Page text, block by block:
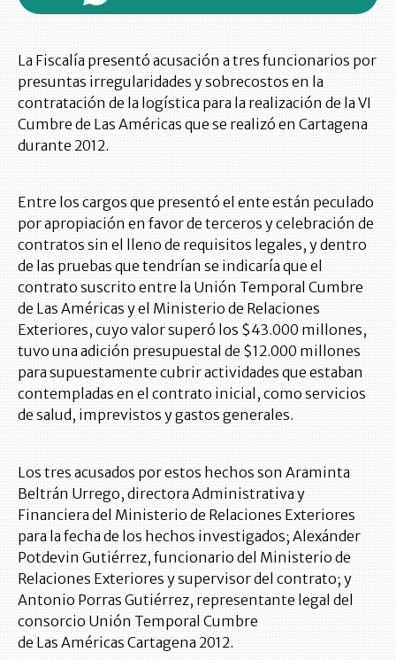
La Fiscalía presentó acusación a tres funcionarios por
presuntas irregularidades y sobrecostos en la
contratación de la logística para la realización de la VI
Cumbre de Las Américas que se realizó en Cartagena
durante 2012.
Entre los cargos que presentó el ente están peculado
por apropiación en favor de terceros y celebración de
contratos sin el lleno de requisitos legales, y dentro
de las pruebas que tendrían se indicaría que el
contrato suscrito entre la Unión Temporal Cumbre
de Las Américas y el Ministerio de Relaciones
Exteriores, cuyo valor superó los $43.000 millones,
tuvo una adición presupuestal de $12.000 millones
para supuestamente cubrir actividades que estaban
contempladas en el contrato inicial, como servicios
de salud, imprevistos y gastos generales.
Los tres acusados por estos hechos son Araminta
Beltrán Urrego, directora Administrativa y
Financiera del Ministerio de Relaciones Exteriores
para la fecha de los hechos investigados; Alexánder
Potdevin Gutiérrez, funcionario del Ministerio de
Relaciones Exteriores y supervisor del contrato; y
Antonio Porras Gutiérrez, representante legal del
consorcio Unión Temporal Cumbre
de Las Américas Cartagena 2012.